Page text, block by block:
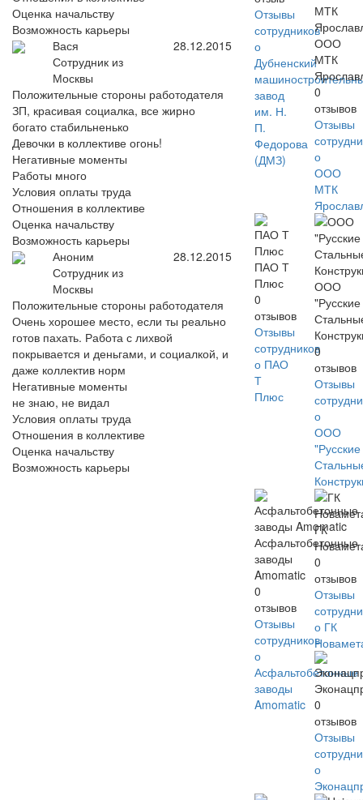
Оценка начальству
Возможность карьеры
Вася
Сотрудник из
Москвы
28.12.2015
Положительные стороны работодателя
ЗП, красивая социалка, все жирно
богато стабильненько
Девочки в коллективе огонь!
Негативные моменты
Работы много
Условия оплаты труда
Отношения в коллективе
Оценка начальству
Возможность карьеры
Аноним
Сотрудник из
Москвы
28.12.2015
Положительные стороны работодателя
Очень хорошее место, если ты реально
готов пахать. Работа с лихвой
покрывается и деньгами, и социалкой, и
даже коллектив норм
Негативные моменты
не знаю, не видал
Условия оплаты труда
Отношения в коллективе
Оценка начальству
Возможность карьеры
Отзывы
сотрудников
о
Дубненский
завод
им. Н.
П.
Федорова
(ДМЗ)
ООО
МТК
0
отзывов
Отзывы
о
ООО
МТК
ПАО Т
Плюс
0
отзывов
Отзывы
сотрудников
о ПАО
Т
Плюс
ООО
"Русские
0
отзывов
Отзывы
о
ООО
"Русские
Асфальтобетонные
заводы
Amomatic
0
отзывов
Отзывы
сотрудников
о
Асфальтобетонные
заводы
Amomatic
ГК
0
отзывов
Отзывы
о ГК
0
отзывов
Отзывы
о